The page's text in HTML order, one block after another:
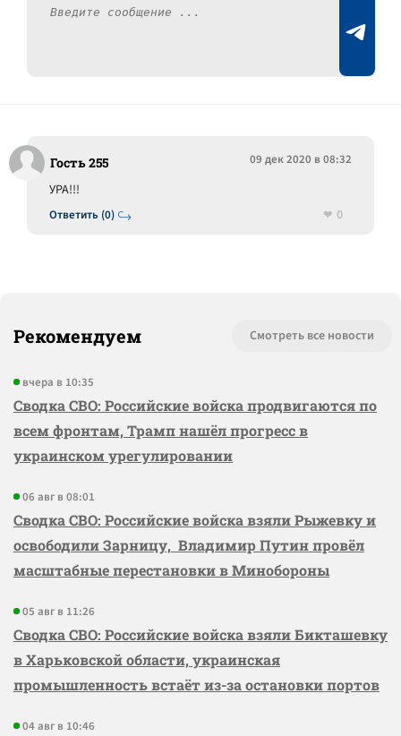
Гость 255 09 дек 2020 в 08:32
Ответить (0)
УРА!!!
0
Рекомендуем Смотреть все новости
вчера в 10:35
Сводка СВО: Российские войска продвигаются по
всем фронтам, Трамп нашёл прогресс в
украинском урегулировании
06 авг в 08:01
Сводка СВО: Российские войска взяли Рыжевку и
освободили Зарницу, Владимир Путин провёл
масштабные перестановки в Минобороны
05 авг в 11:26
Сводка СВО: Российские войска взяли Бикташевку
в Харьковской области, украинская
промышленность встаёт из-за остановки портов
04 авг в 10:46